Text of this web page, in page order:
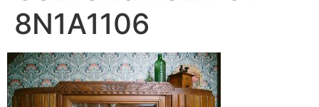
8N1A1106